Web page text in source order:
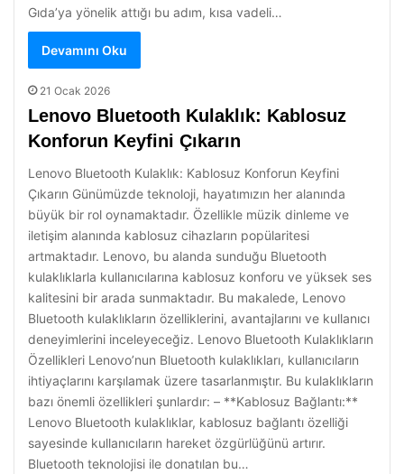
Gıda’ya yönelik attığı bu adım, kısa vadeli…
Devamını Oku
21 Ocak 2026
Lenovo Bluetooth Kulaklık: Kablosuz
Konforun Keyfini Çıkarın
Lenovo Bluetooth Kulaklık: Kablosuz Konforun Keyfini
Çıkarın Günümüzde teknoloji, hayatımızın her alanında
büyük bir rol oynamaktadır. Özellikle müzik dinleme ve
iletişim alanında kablosuz cihazların popülaritesi
artmaktadır. Lenovo, bu alanda sunduğu Bluetooth
kulaklıklarla kullanıcılarına kablosuz konforu ve yüksek ses
kalitesini bir arada sunmaktadır. Bu makalede, Lenovo
Bluetooth kulaklıkların özelliklerini, avantajlarını ve kullanıcı
deneyimlerini inceleyeceğiz. Lenovo Bluetooth Kulaklıkların
Özellikleri Lenovo’nun Bluetooth kulaklıkları, kullanıcıların
ihtiyaçlarını karşılamak üzere tasarlanmıştır. Bu kulaklıkların
bazı önemli özellikleri şunlardır: – **Kablosuz Bağlantı:**
Lenovo Bluetooth kulaklıklar, kablosuz bağlantı özelliği
sayesinde kullanıcıların hareket özgürlüğünü artırır.
Bluetooth teknolojisi ile donatılan bu…